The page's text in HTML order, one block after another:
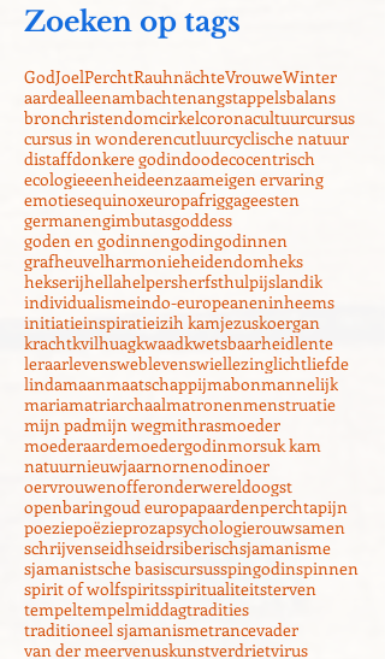
Zoeken op tags
GodJoelPerchtRauhnächteVrouweWinter
aardealleenambachtenangstappelsbalans
bronchristendomcirkelcoronacultuurcursus
cursus in wonderencutluurcyclische natuur
distaffdonkere godindoodecocentrisch
ecologieeenheideenzaameigen ervaring
emotiesequinoxeuropafriggageesten
germanengimbutasgoddess
goden en godinnengodingodinnen
grafheuvelharmonieheidendomheks
hekserijhellahelpersherfsthulpijslandik
individualismeindo-europeaneninheems
initiatieinspiratieizih kamjezuskoergan
krachtkvilhuagkwaadkwetsbaarheidlente
leraarlevensweblevenswiellezinglichtliefde
lindamaanmaatschappijmabonmannelijk
mariamatriarchaalmatronenmenstruatie
mijn padmijn wegmithrasmoeder
moederaardemoedergodinmorsuk kam
natuurnieuwjaarnornenodinoer
oervrouwenofferonderwereldoogst
openbaringoud europapaardenperchtapijn
poeziepoëzieprozapsychologierouwsamen
schrijvenseidhseidrsiberischsjamanisme
sjamanistsche basiscursusspingodin
spirit of wolfspiritsspiritualiteitsterven